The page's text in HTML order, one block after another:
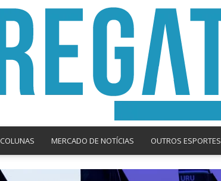
COLUNAS MERCADO DE NOTÍCIAS OUTROS ESPORTES